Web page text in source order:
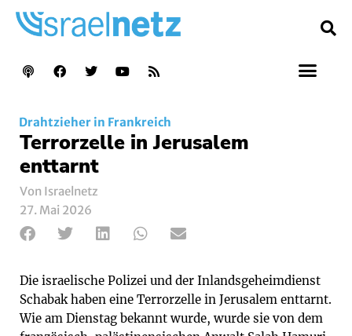
Drahtzieher in Frankreich
Terrorzelle in Jerusalem
enttarnt
Von Israelnetz
27. Mai 2026
Die israelische Polizei und der Inlandsgeheimdienst
Schabak haben eine Terrorzelle in Jerusalem enttarnt.
Wie am Dienstag bekannt wurde, wurde sie von dem